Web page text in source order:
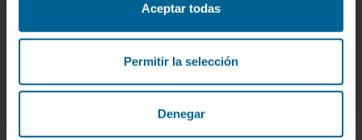
Aceptar todas
Permitir la selección
Denegar
El Servicio de Nefrología
de la Clínica Universidad de